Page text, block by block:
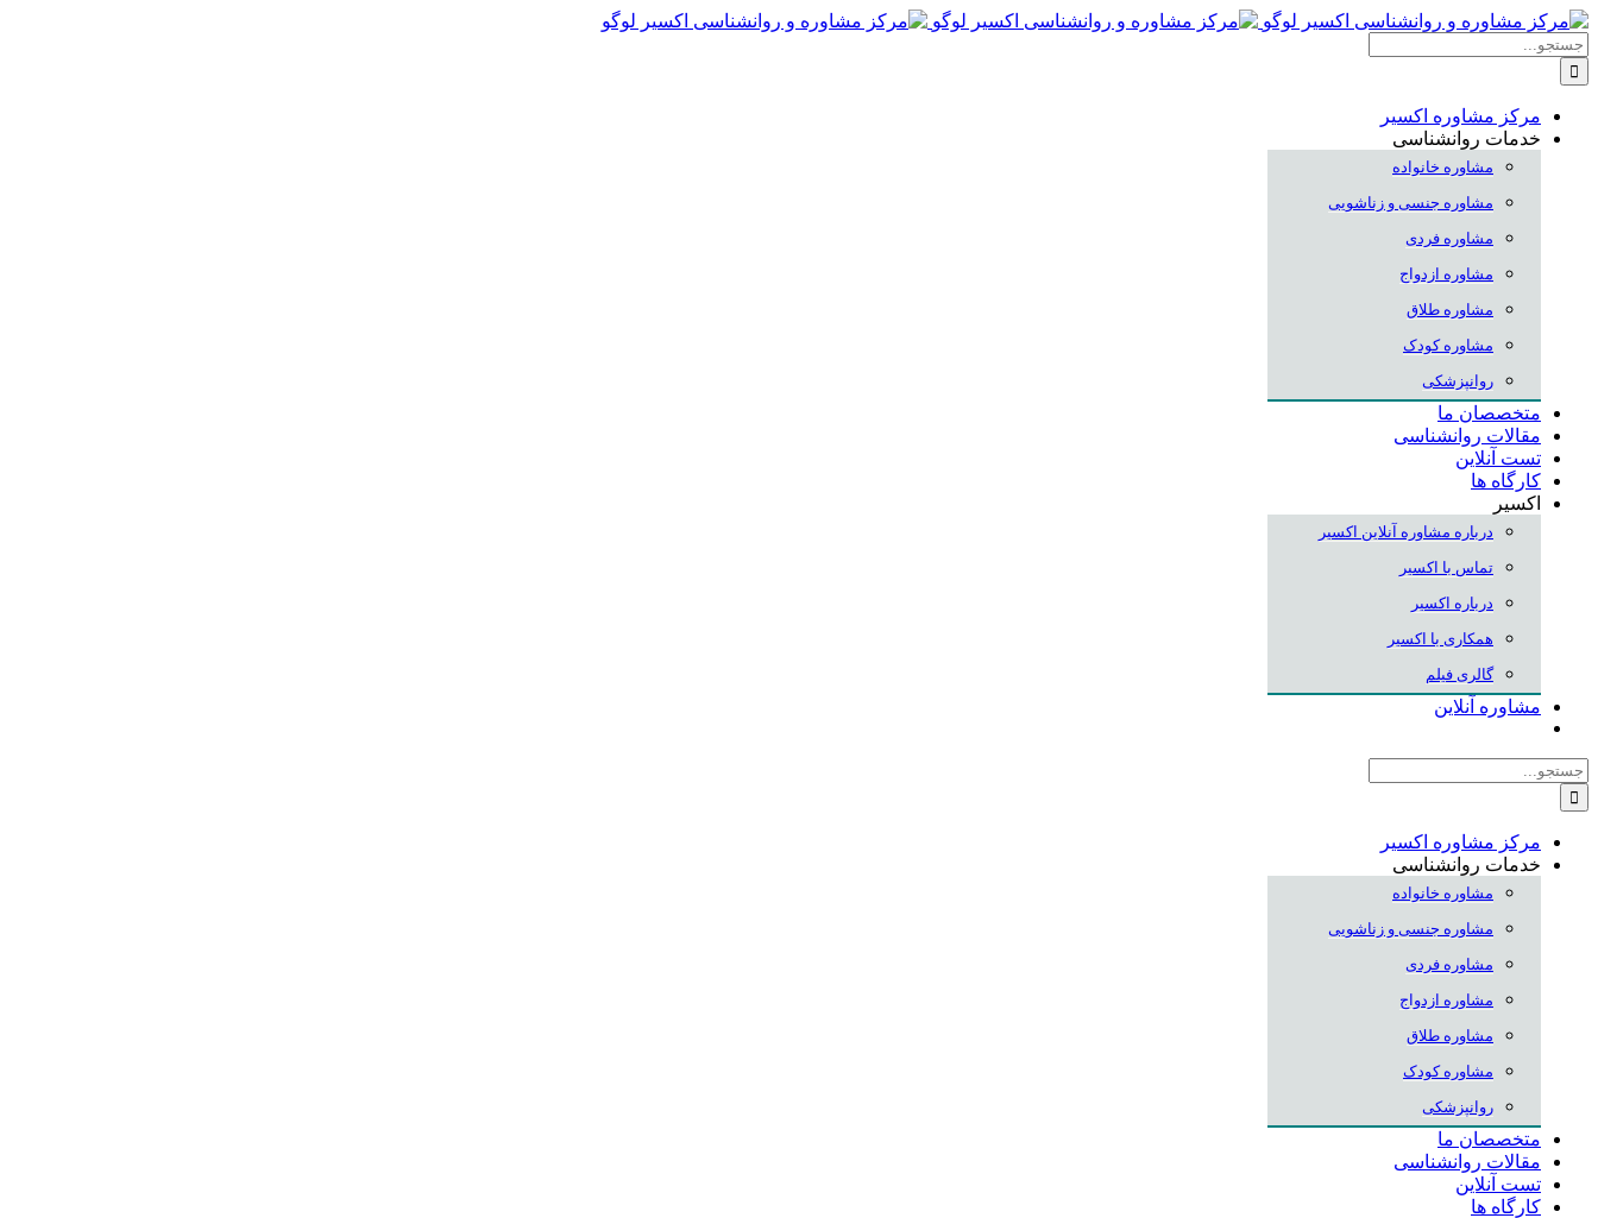
Skip
to
content
جستجو
برای:
مرکز مشاوره اکسیر
خدمات روانشناسی
مشاوره خانواده
مشاوره جنسی و زناشویی
مشاوره فردی
مشاوره ازدواج
مشاوره طلاق
مشاوره کودک
روانپزشکی
متخصصان ما
مقالات روانشناسی
تست آنلاین
کارگاه ها
اکسیر
درباره مشاوره آنلاین اکسیر
تماس با اکسیر
درباره اکسیر
همکاری با اکسیر
گالری فیلم
مشاوره آنلاین
جستجو
برای:
مرکز مشاوره اکسیر
خدمات روانشناسی
مشاوره خانواده
مشاوره جنسی و زناشویی
مشاوره فردی
مشاوره ازدواج
مشاوره طلاق
مشاوره کودک
روانپزشکی
متخصصان ما
مقالات روانشناسی
تست آنلاین
کارگاه ها